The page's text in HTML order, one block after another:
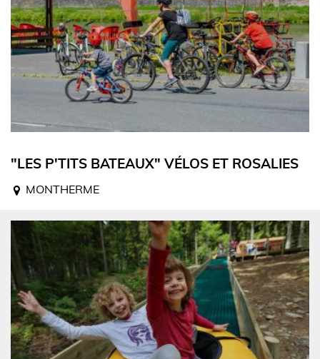
"LES P'TITS BATEAUX" VÉLOS ET ROSALIES
MONTHERME